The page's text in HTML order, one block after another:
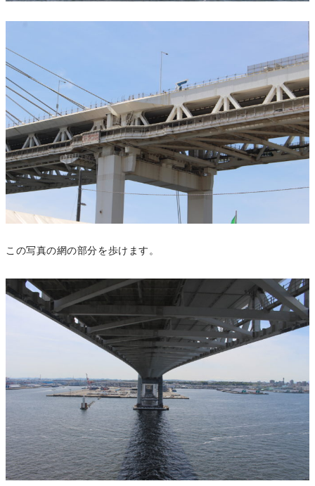
この写真の網の部分を歩けます。